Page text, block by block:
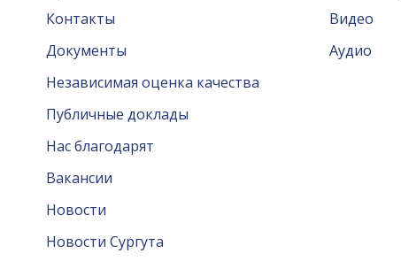
Контакты
Документы
Независимая оценка качества
Публичные доклады
Нас благодарят
Вакансии
Новости
Новости Сургута
Видео
Аудио